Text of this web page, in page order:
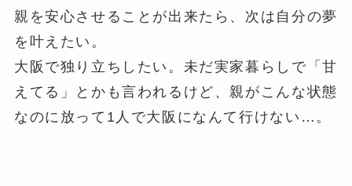
親を安心させることが出来たら、次は自分の夢
を叶えたい。
大阪で独り立ちしたい。未だ実家暮らしで「甘
えてる」とかも言われるけど、親がこんな状態
なのに放って1人で大阪になんて行けない…。